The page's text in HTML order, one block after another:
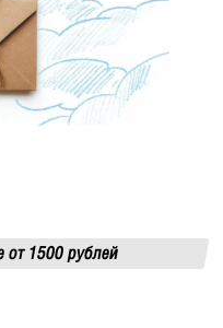
от 1500 рублей